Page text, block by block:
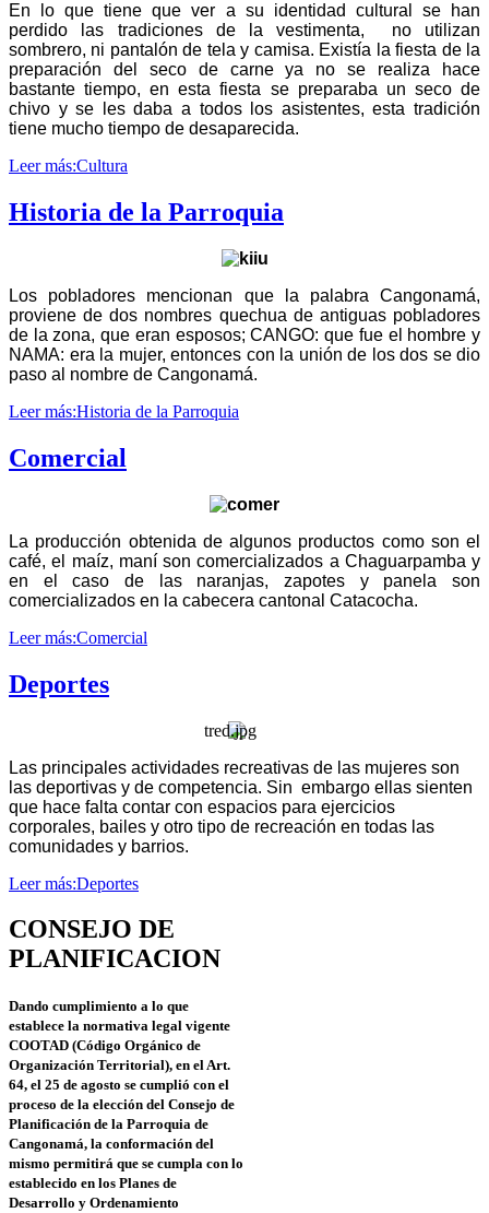
En lo que tiene que ver a su identidad cultural se han
perdido las tradiciones de la vestimenta, no utilizan
sombrero, ni pantalón de tela y camisa. Existía la fiesta de la
preparación del seco de carne ya no se realiza hace
bastante tiempo, en esta fiesta se preparaba un seco de
chivo y se les daba a todos los asistentes, esta tradición
tiene mucho tiempo de desaparecida.
Leer más:Cultura
Historia de la Parroquia
Los pobladores mencionan que la palabra Cangonamá,
proviene de dos nombres quechua de antiguas pobladores
de la zona, que eran esposos; CANGO: que fue el hombre y
NAMA: era la mujer, entonces con la unión de los dos se dio
paso al nombre de Cangonamá.
Leer más:Historia de la Parroquia
Comercial
La producción obtenida de algunos productos como son el
café, el maíz, maní son comercializados a Chaguarpamba y
en el caso de las naranjas, zapotes y panela son
comercializados en la cabecera cantonal Catacocha.
Leer más:Comercial
Deportes
Las principales actividades recreativas de las mujeres son
las deportivas y de competencia. Sin embargo ellas sienten
que hace falta contar con espacios para ejercicios
corporales, bailes y otro tipo de recreación en todas las
comunidades y barrios.
Leer más:Deportes
CONSEJO DE
PLANIFICACION
Dando cumplimiento a lo que
establece la normativa legal vigente
COOTAD (Código Orgánico de
Organización Territorial), en el Art.
64, el 25 de agosto se cumplió con el
proceso de la elección del Consejo de
Planificación de la Parroquia de
Cangonamá, la conformación del
mismo permitirá que se cumpla con lo
establecido en los Planes de
Desarrollo y Ordenamiento